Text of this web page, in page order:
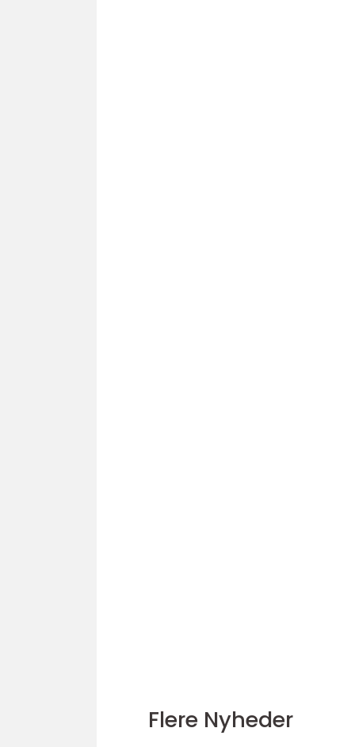
Flere Nyheder